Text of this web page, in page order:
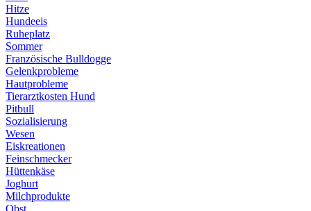
Hitze
Hundeeis
Ruheplatz
Sommer
Französische Bulldogge
Gelenkprobleme
Hautprobleme
Tierarztkosten Hund
Pitbull
Sozialisierung
Wesen
Eiskreationen
Feinschmecker
Hüttenkäse
Joghurt
Milchprodukte
Obst